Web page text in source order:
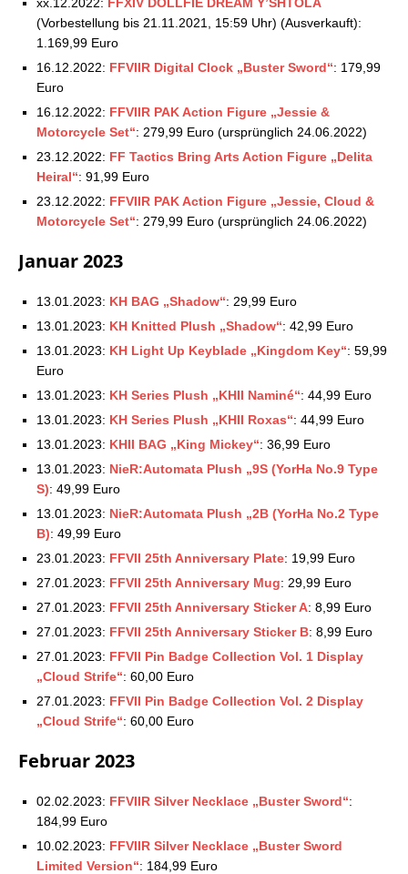
(Vorbestellung bis 21.11.2021, 15:59 Uhr) (Ausverkauft):
1.169,99 Euro
16.12.2022: FFVIIR Digital Clock „Buster Sword“: 179,99
Euro
16.12.2022: FFVIIR PAK Action Figure „Jessie &
Motorcycle Set“: 279,99 Euro (ursprünglich 24.06.2022)
23.12.2022: FF Tactics Bring Arts Action Figure „Delita
Heiral“: 91,99 Euro
23.12.2022: FFVIIR PAK Action Figure „Jessie, Cloud &
Motorcycle Set“: 279,99 Euro (ursprünglich 24.06.2022)
Januar 2023
13.01.2023: KH BAG „Shadow“: 29,99 Euro
13.01.2023: KH Knitted Plush „Shadow“: 42,99 Euro
13.01.2023: KH Light Up Keyblade „Kingdom Key“: 59,99
Euro
13.01.2023: KH Series Plush „KHII Naminé“: 44,99 Euro
13.01.2023: KH Series Plush „KHII Roxas“: 44,99 Euro
13.01.2023: KHII BAG „King Mickey“: 36,99 Euro
13.01.2023: NieR:Automata Plush „9S (YorHa No.9 Type
S): 49,99 Euro
13.01.2023: NieR:Automata Plush „2B (YorHa No.2 Type
B): 49,99 Euro
23.01.2023: FFVII 25th Anniversary Plate: 19,99 Euro
27.01.2023: FFVII 25th Anniversary Mug: 29,99 Euro
27.01.2023: FFVII 25th Anniversary Sticker A: 8,99 Euro
27.01.2023: FFVII 25th Anniversary Sticker B: 8,99 Euro
27.01.2023: FFVII Pin Badge Collection Vol. 1 Display
„Cloud Strife“: 60,00 Euro
27.01.2023: FFVII Pin Badge Collection Vol. 2 Display
„Cloud Strife“: 60,00 Euro
Februar 2023
02.02.2023: FFVIIR Silver Necklace „Buster Sword“:
184,99 Euro
10.02.2023: FFVIIR Silver Necklace „Buster Sword
Limited Version“: 184,99 Euro